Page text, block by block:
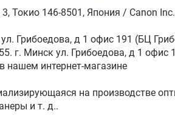
Токио 146-8501, Япония / Canon
Грибоедова, д 1 офис 191 (БЦ
г. Минск ул. Грибоедова, д 1 офис
нашем интернет-магазине
на производстве
и т. д..